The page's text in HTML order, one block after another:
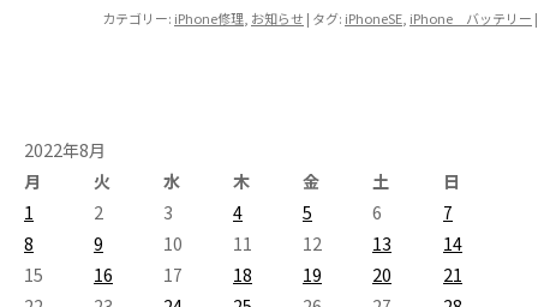
カテゴリー: iPhone修理, お知らせ | タグ: iPhoneSE, iPhone バッテリー |
2022年8月
月
火 水 木 金 土
日
1
2 3 4 5 6
7
8
9 10 11 12 13
14
15
16 17 18 19 20
21